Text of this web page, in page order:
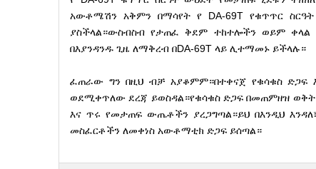
አውቶሜሽን አቅምን በማሳየት የ DA-69T የቁጥጥር
ያስችላል።ውስብስብ የታጠፈ ቅደም ተከተሎችን ወይም
በእያንዳንዱ ጊዜ ለማቅረብ በDA-69T ላይ ሊተማመኑ ይችላሉ።
ፈጠራው ግን በዚህ ብቻ አያቆምም።በተቀናጀ የቁሳቁስ ድጋፍ እና
ወደሚቀጥለው ደረጃ ይወስዳል።የቁሳቁስ ድጋፍ በመጠምዘዝ ወቅት
እና ጥሩ የመታጠፍ ውጤቶችን ያረጋግጣል።ይህ በእንዲህ
መስፈርቶችን ለመቀነስ አውቶማቲክ ድጋፍ ይሰጣል።